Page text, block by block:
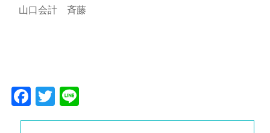
山口会計 斉藤
Facebook
Twitter